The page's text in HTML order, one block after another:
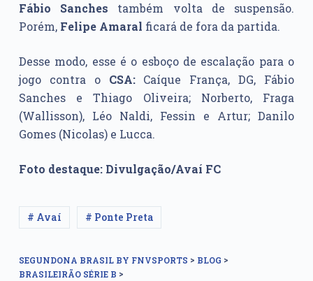
Fábio Sanches também volta de suspensão.
Porém, Felipe Amaral ficará de fora da partida.
Desse modo, esse é o esboço de escalação para o
jogo contra o CSA:Caíque França, DG, Fábio
Sanches e Thiago Oliveira; Norberto, Fraga
(Wallisson), Léo Naldi, Fessin e Artur; Danilo
Gomes (Nicolas) e Lucca.
Foto destaque: Divulgação/Avaí FC
# Avaí # Ponte Preta
SEGUNDONA BRASIL BY FNVSPORTS > BLOG >
BRASILEIRÃO SÉRIE B >